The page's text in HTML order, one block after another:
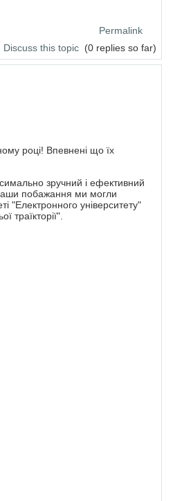
Permalink
Discuss this topic (0 replies so far)
році! Впевнені що їх
зручний і ефективний
побажання ми могли
"Електронного університету"
траїкторії".